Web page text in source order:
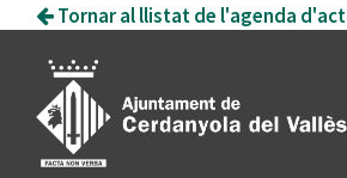
Tornar al llistat de l'agenda